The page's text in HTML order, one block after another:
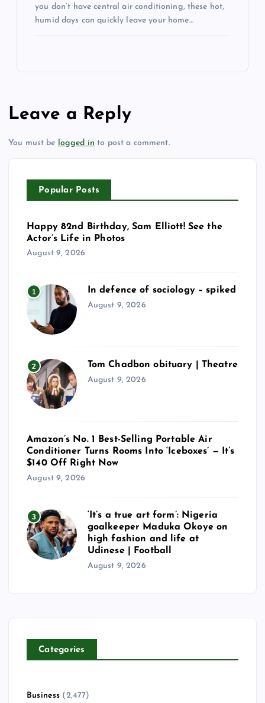
you don’t have central air conditioning, these hot,
humid days can quickly leave your home…
Leave a Reply
You must be logged in to post a comment.
Popular Posts
Happy 82nd Birthday, Sam Elliott! See the
Actor’s Life in Photos
August 9, 2026
1 In defence of sociology – spiked
August 9, 2026
2 Tom Chadbon obituary | Theatre
August 9, 2026
Amazon’s No. 1 Best-Selling Portable Air
Conditioner Turns Rooms Into ‘Iceboxes’ — It’s
$140 Off Right Now
August 9, 2026
3
‘It’s a true art form’: Nigeria
goalkeeper Maduka Okoye on
high fashion and life at
Udinese | Football
August 9, 2026
Categories
Business (2,477)